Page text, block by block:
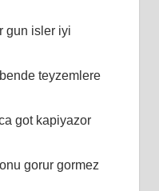
gun isler iyi
teyzemlere
got kapiyazor
gorur gormez